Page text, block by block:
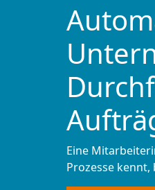
Eine
Prozesse